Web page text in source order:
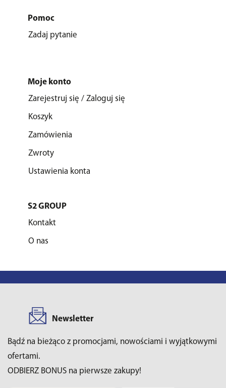
Pomoc
Zadaj pytanie
Moje konto
Zarejestruj się / Zaloguj się
Koszyk
Zamówienia
Zwroty
Ustawienia konta
S2 GROUP
Kontakt
O nas
Newsletter
Bądź na bieżąco z promocjami, nowościami i wyjątkowymi
ofertami.
ODBIERZ BONUS na pierwsze zakupy!